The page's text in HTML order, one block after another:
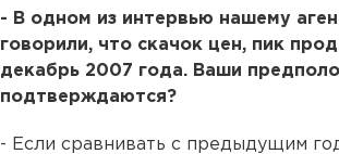
- В одном из интервью нашему
говорили, что скачок цен, пик
декабрь 2007 года. Ваши
подтверждаются?
- Если сравнивать с предыдущим